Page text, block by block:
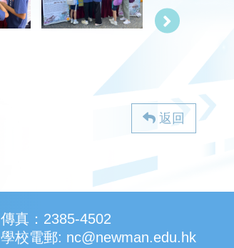
返回
傳真：2385-4502
學校電郵: nc@newman.edu.hk